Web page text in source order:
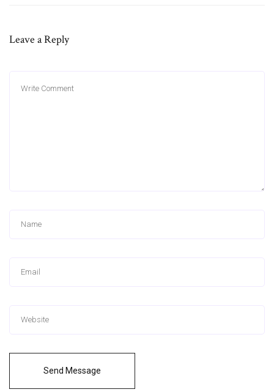
Leave a Reply
Send Message